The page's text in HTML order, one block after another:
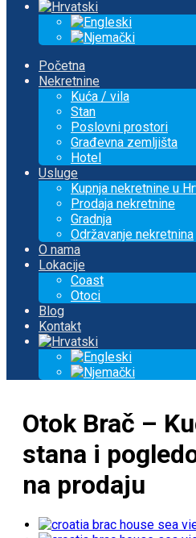
Početna
Nekretnine
Kuća / vila
Stan
Poslovni prostori
Građevna zemljišta
Hotel
Usluge
Kupnja nekretnine u
Prodaja nekretnine
Gradnja
Održavanje nekretnina
O nama
Lokacije
Coast
Otoci
Blog
Kontakt
Otok Brač –
stana i
na prodaju